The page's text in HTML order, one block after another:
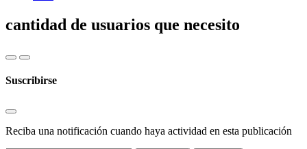
cantidad de usuarios que necesito
Suscribirse
Reciba una notificación cuando haya actividad en esta publicación